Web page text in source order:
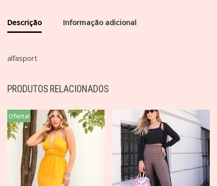
Descrição Informação adicional
alfasport
PRODUTOS RELACIONADOS
Oferta!